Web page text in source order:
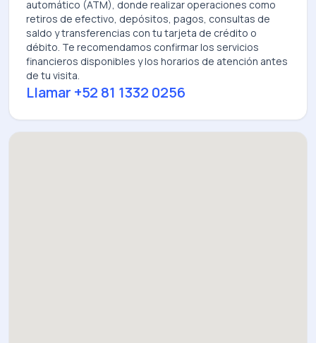
automático (ATM), donde realizar operaciones como
retiros de efectivo, depósitos, pagos, consultas de
saldo y transferencias con tu tarjeta de crédito o
débito. Te recomendamos confirmar los servicios
financieros disponibles y los horarios de atención antes
de tu visita.
Llamar +52 81 1332 0256